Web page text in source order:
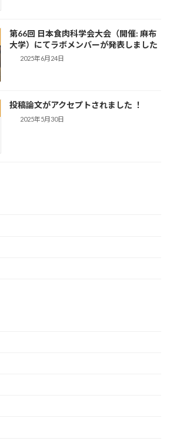
第66回 日本食肉科学会大会（開催: 麻布
大学）にてラボメンバーが発表しました
2025年6月24日
投稿論文がアクセプトされました ！
2025年5月30日